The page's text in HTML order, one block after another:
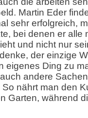
Martin Eder
sehr erfolgreich,
bei denen er alle
und nicht nur
der einzige
eigenes Ding zu
andere
nährt man den
Garten, während